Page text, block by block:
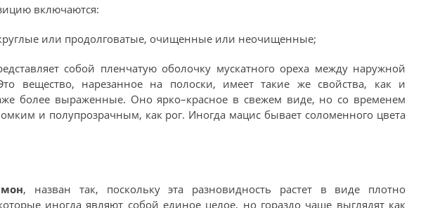
включаются:
или продолговатые, очищенные или неочищенные;
собой пленчатую оболочку мускатного ореха между наружной
вещество, нарезанное на полоски, имеет такие же свойства, как и
более выраженные. Оно ярко–красное в свежем виде, но со временем
и полупрозрачным, как рог. Иногда мацис бывает соломенного цвета
, назван так, поскольку эта разновидность растет в виде плотно
иногда являют собой единое целое, но гораздо чаще выглядят как